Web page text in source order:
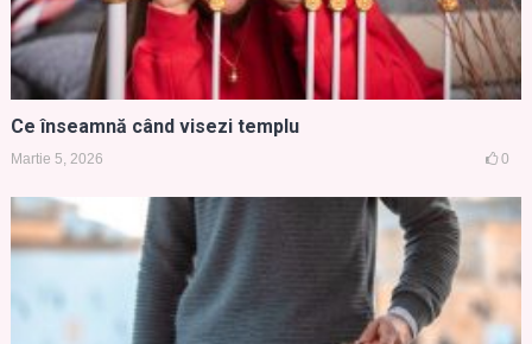
Ce înseamnă când visezi templu
Martie 5, 2026 0